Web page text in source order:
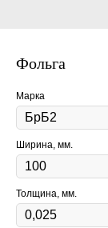
Фольга
Марка
Ширина, мм.
Толщина, мм.